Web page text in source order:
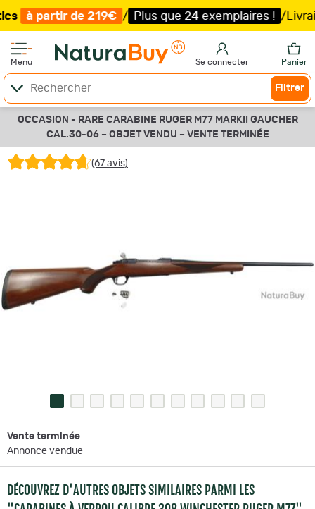
de 219€ / Plus que 24 exemplaires ! /Livraison
Menu Se connecter Panier
Filtrer
OCCASION - RARE CARABINE RUGER M77 MARKII GAUCHER
CAL.30-06 – OBJET VENDU – VENTE TERMINÉE
(67 avis)
Vente terminée
Annonce vendue
DÉCOUVREZ D'AUTRES OBJETS SIMILAIRES PARMI LES